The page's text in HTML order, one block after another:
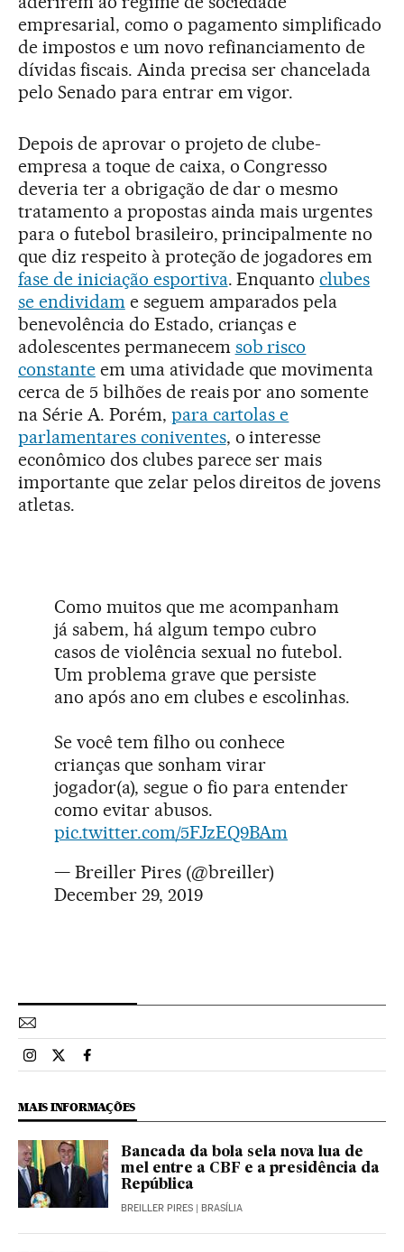
empresarial, como o pagamento simplificado
de impostos e um novo refinanciamento de
dívidas fiscais. Ainda precisa ser chancelada
pelo Senado para entrar em vigor.
Depois de aprovar o projeto de clube-
empresa a toque de caixa, o Congresso
deveria ter a obrigação de dar o mesmo
tratamento a propostas ainda mais urgentes
para o futebol brasileiro, principalmente no
que diz respeito à proteção de jogadores em
fase de iniciação esportiva. Enquantoclubes
se endividame seguem amparados pela
benevolência do Estado, crianças e
adolescentes permanecem sob risco
constanteem uma atividade que movimenta
cerca de 5 bilhões de reais por ano somente
na Série A. Porém, para cartolas e
parlamentares coniventes, o interesse
econômico dos clubes parece ser mais
importante que zelar pelos direitos de jovens
atletas.
Como muitos que me acompanham
já sabem, há algum tempo cubro
casos de violência sexual no futebol.
Um problema grave que persiste
ano após ano em clubes e escolinhas.
Se você tem filho ou conhece
crianças que sonham virar
jogador(a), segue o fio para entender
como evitar abusos.
pic.twitter.com/5FJzEQ9BAm
— Breiller Pires (@breiller)
December 29, 2019
Esportes El País Brasil en Instagram
Esportes El País Brasil en Twitter
Esportes El País Brasil en Facebook
MAIS INFORMAÇÕES
Bancada da bola sela nova lua de
mel entre a CBF e a presidência da
República
BREILLER PIRES | BRASÍLIA